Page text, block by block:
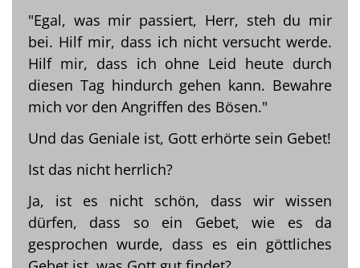
"Egal, was mir passiert, Herr, steh du mir
bei. Hilf mir, dass ich nicht versucht werde.
Hilf mir, dass ich ohne Leid heute durch
diesen Tag hindurch gehen kann. Bewahre
mich vor den Angriffen des Bösen."
Und das Geniale ist, Gott erhörte sein Gebet!
Ist das nicht herrlich?
Ja, ist es nicht schön, dass wir wissen
dürfen, dass so ein Gebet, wie es da
gesprochen wurde, dass es ein göttliches